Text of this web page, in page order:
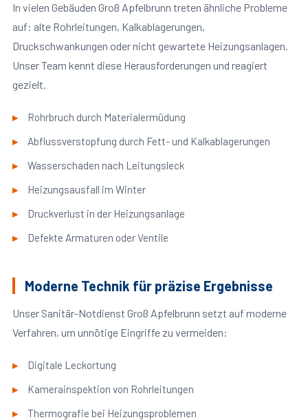
In vielen Gebäuden Groß Apfelbrunn treten ähnliche Probleme
auf: alte Rohrleitungen, Kalkablagerungen,
Druckschwankungen oder nicht gewartete Heizungsanlagen.
Unser Team kennt diese Herausforderungen und reagiert
gezielt.
Rohrbruch durch Materialermüdung
Abflussverstopfung durch Fett- und Kalkablagerungen
Wasserschaden nach Leitungsleck
Heizungsausfall im Winter
Druckverlust in der Heizungsanlage
Defekte Armaturen oder Ventile
Moderne Technik für präzise Ergebnisse
Unser Sanitär-Notdienst Groß Apfelbrunn setzt auf moderne
Verfahren, um unnötige Eingriffe zu vermeiden:
Digitale Leckortung
Kamerainspektion von Rohrleitungen
Thermografie bei Heizungsproblemen